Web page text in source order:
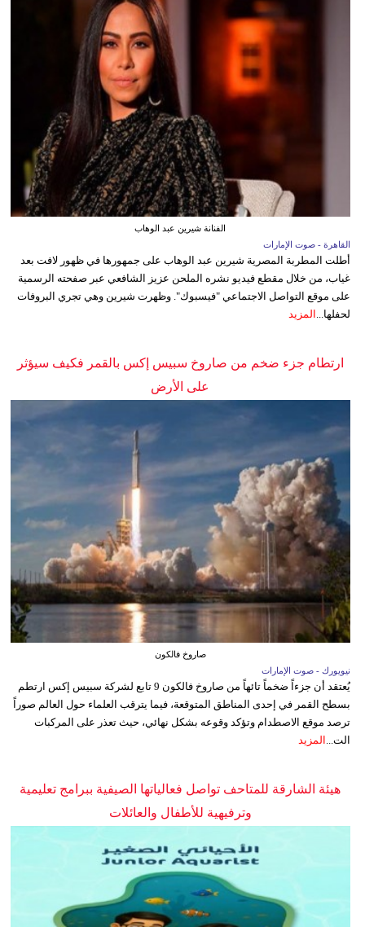
الفنانة شيرين عبد الوهاب
القاهرة - صوت الإمارات
أطلت المطربة المصرية شيرين عبد الوهاب على جمهورها في ظهور لافت بعد
غياب، من خلال مقطع فيديو نشره الملحن عزيز الشافعي عبر صفحته الرسمية
على موقع التواصل الاجتماعي "فيسبوك". وظهرت شيرين وهي تجري البروفات
لحفلها... المزيد
ارتطام جزء ضخم من صاروخ سبيس إكس بالقمر فكيف سيؤثر
على الأرض
صاروخ فالكون
نيويورك - صوت الإمارات
يُعتقد أن جزءاً ضخماً تائهاً من صاروخ فالكون 9 تابع لشركة سبيس إكس ارتطم
بسطح القمر في إحدى المناطق المتوقعة، فيما يترقب العلماء حول العالم صوراً
ترصد موقع الاصطدام وتؤكد وقوعه بشكل نهائي، حيث تعذر على المركبات
الت...
المزيد
هيئة الشارقة للمتاحف تواصل فعالياتها الصيفية ببرامج تعليمية
وترفيهية للأطفال والعائلات